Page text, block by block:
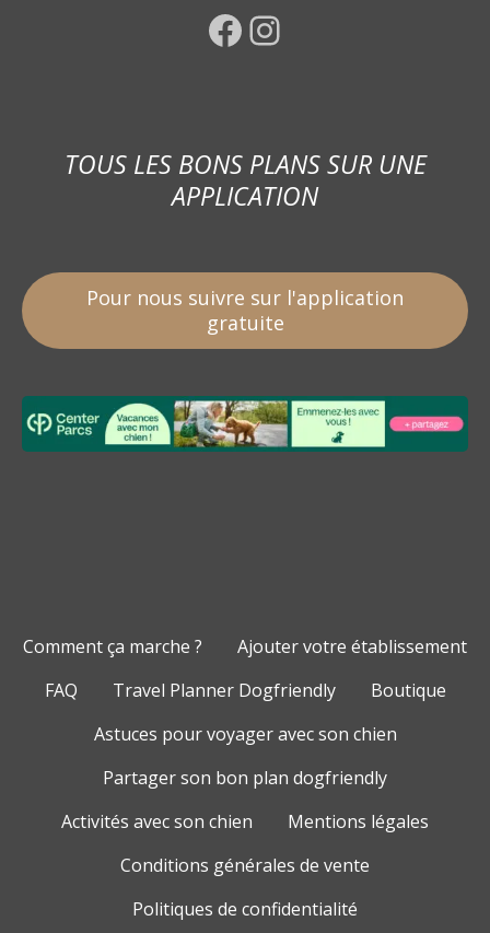
Facebook Instagram
TOUS LES BONS PLANS SUR UNE
APPLICATION
Pour nous suivre sur l'application
gratuite
Comment ça marche ?
Ajouter votre établissement
FAQ
Travel Planner Dogfriendly
Boutique
Astuces pour voyager avec son chien
Partager son bon plan dogfriendly
Activités avec son chien
Mentions légales
Conditions générales de vente
Politiques de confidentialité